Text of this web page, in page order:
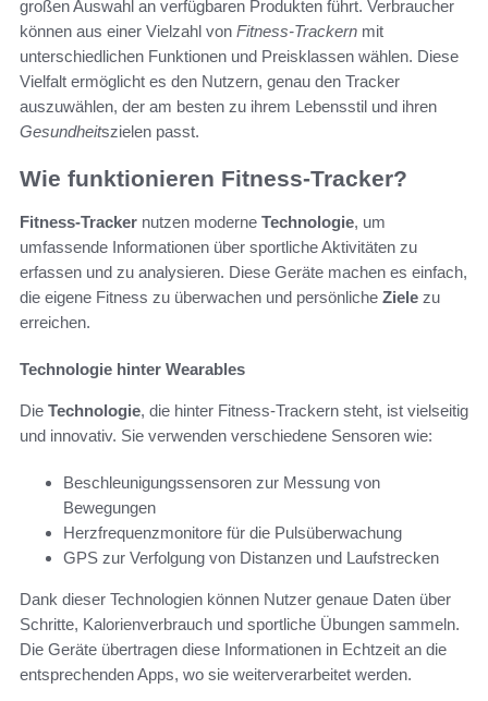
großen Auswahl an verfügbaren Produkten führt. Verbraucher
können aus einer Vielzahl von Fitness-Trackern mit
unterschiedlichen Funktionen und Preisklassen wählen. Diese
Vielfalt ermöglicht es den Nutzern, genau den Tracker
auszuwählen, der am besten zu ihrem Lebensstil und ihren
Gesundheitszielen passt.
Wie funktionieren Fitness-Tracker?
Fitness-Tracker nutzen moderne Technologie, um
umfassende Informationen über sportliche Aktivitäten zu
erfassen und zu analysieren. Diese Geräte machen es einfach,
die eigene Fitness zu überwachen und persönliche Ziele zu
erreichen.
Technologie hinter Wearables
Die Technologie, die hinter Fitness-Trackern steht, ist vielseitig
und innovativ. Sie verwenden verschiedene Sensoren wie:
Beschleunigungssensoren zur Messung von
Bewegungen
Herzfrequenzmonitore für die Pulsüberwachung
GPS zur Verfolgung von Distanzen und Laufstrecken
Dank dieser Technologien können Nutzer genaue Daten über
Schritte, Kalorienverbrauch und sportliche Übungen sammeln.
Die Geräte übertragen diese Informationen in Echtzeit an die
entsprechenden Apps, wo sie weiterverarbeitet werden.